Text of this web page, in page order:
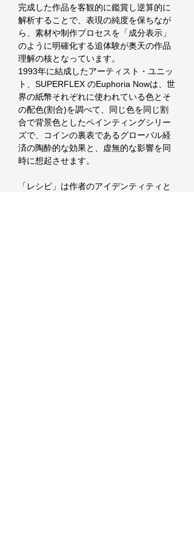
完成した作品を客観的に鑑賞し逆算的に
解析することで、表現の純度を保ちなが
ら、素材や制作プロセスを「成分表示」
のように明確化する追体験が奥天の作品
理解の核となっています。
1993年に結成したアーティスト・ユニッ
ト、SUPERFLEX のEuphoria Nowは、世
界の紙幣それぞれに使われている色とそ
の配色(割合)を調べて、同じ色を同じ割
合で背景色としたペインティングシリー
ズで、コインの裏表であるグローバル経
済の陶酔的な効果と、虚無的な影響を同
時に想起させます。
「レシピ」は作者のアイデンティティと